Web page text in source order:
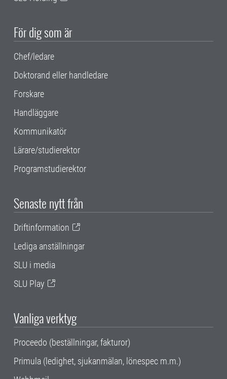
För dig som är
Chef/ledare
Doktorand eller handledare
Forskare
Handläggare
Kommunikatör
Lärare/studierektor
Programstudierektor
Senaste nytt från
Driftinformation
Lediga anställningar
SLU i media
SLU Play
Vanliga verktyg
Proceedo (beställningar, fakturor)
Primula (ledighet, sjukanmälan, lönespec m.m.)